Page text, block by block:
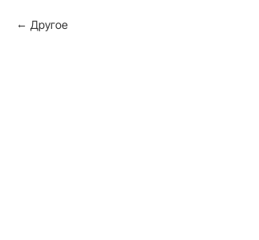
Другое